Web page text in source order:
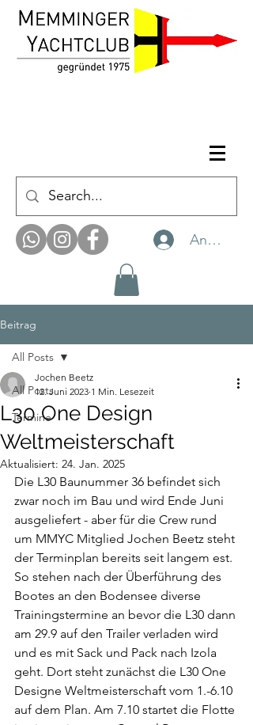
Anmelden
Beitrag
All Posts
Termine
All Posts
L30 One Design
Weltmeisterschaft
Jochen Beetz
12. Juni 2023 1 Min. Lesezeit
Aktualisiert: 24. Jan. 2025
Die L30 Baunummer 36 befindet sich
zwar noch im Bau und wird Ende Juni
ausgeliefert - aber für die Crew rund
um MMYC Mitglied Jochen Beetz steht
der Terminplan bereits seit langem est.
So stehen nach der Überführung des
Bootes an den Bodensee diverse
Trainingstermine an bevor die L30 dann
am 29.9 auf den Trailer verladen wird
und es mit Sack und Pack nach Izola
geht. Dort steht zunächst die L30 One
Designe Weltmeisterschaft vom 1.-6.10
auf dem Plan. Am 7.10 startet die Flotte